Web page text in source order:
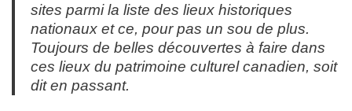
sites parmi la liste des lieux historiques
nationaux et ce, pour pas un sou de plus.
Toujours de belles découvertes à faire dans
ces lieux du patrimoine culturel canadien, soit
dit en passant.